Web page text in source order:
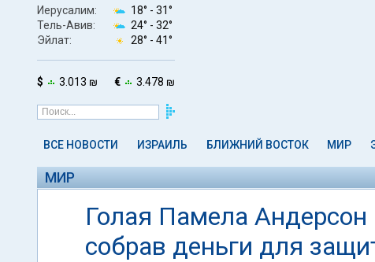
Иерусалим: 18° - 31°
Тель-Авив:
24° - 32°
Эйлат:
28° - 41°
$ 3.013 ₪ € 3.478 ₪
ВСЕ НОВОСТИ ИЗРАИЛЬ БЛИЖНИЙ ВОСТОК МИР
МИР
Голая Памела Андерсон
собрав деньги для